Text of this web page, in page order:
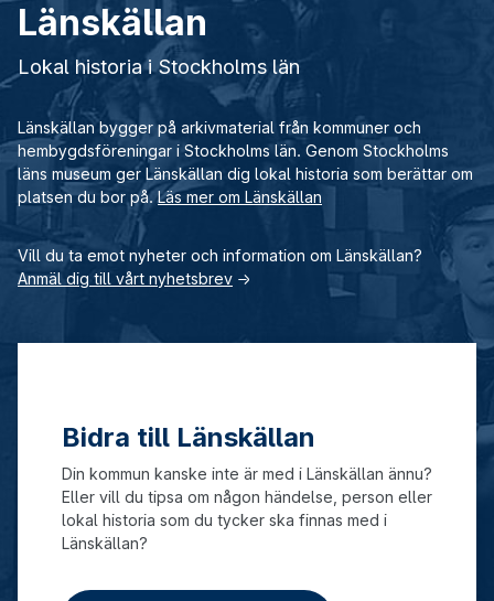
Länskällan
Lokal historia i Stockholms län
Länskällan bygger på arkivmaterial från kommuner och
hembygdsföreningar i Stockholms län. Genom Stockholms
läns museum ger Länskällan dig lokal historia som berättar om
platsen du bor på.Läs mer om Länskällan
Vill du ta emot nyheter och information om Länskällan?
Anmäl dig till vårt nyhetsbrev →
Bidra till Länskällan
Din kommun kanske inte är med i Länskällan ännu?
Eller vill du tipsa om någon händelse, person eller
lokal historia som du tycker ska finnas med i
Länskällan?